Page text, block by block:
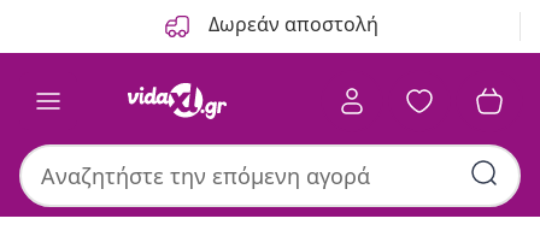
Δωρεάν αποστολή